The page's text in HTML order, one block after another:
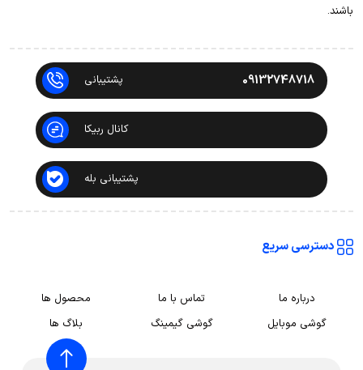
باشند.
09132748718 پشتیبانی
کانال ربیکا
پشتیبانی بله
دسترسی سریع
درباره ما تماس با ما
محصول ها
گوشی موبایل
گوشی گیمینگ بلاگ ها